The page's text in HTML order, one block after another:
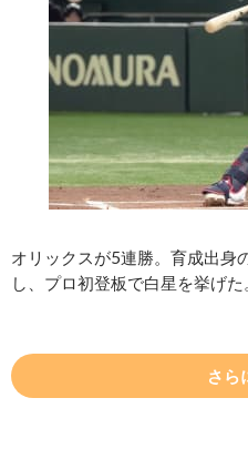
オリックスが5連勝。育成出身
し、プロ初登板で白星を挙げ
さら